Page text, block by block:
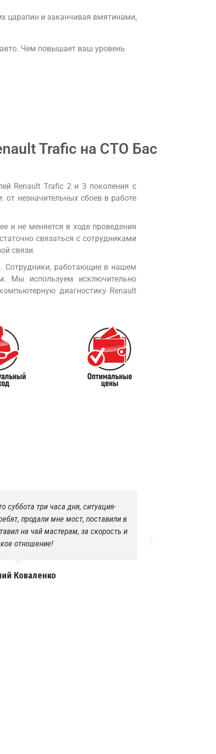
царапин и заканчивая вмятинами,
Чем повышает ваш уровень
Trafic на СТО Бас
Renault Trafic 2 и 3 поколения с
незначительных сбоев в работе
и не меняется в ходе проведения
связаться с сотрудниками
связи.
Сотрудники, работающие в нашем
Мы используем исключительно
диагностику Renault
суббота три часа дня, ситуация-
продали мне мост, поставили в
на чай мастерам, за скорость и
отношение!
Коваленко